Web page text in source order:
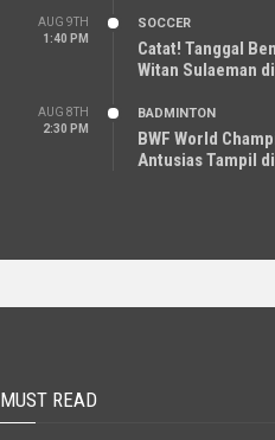
AUG 9TH
1:40 PM
SOCCER
Catat! Tanggal
Witan Sulaeman
AUG 8TH
2:30 PM
BADMINTON
BWF World
Antusias Tampil
MUST READ